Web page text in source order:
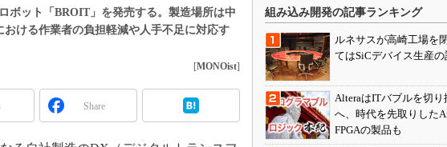
ジャパンモビリティショー
スマート工場EXPO
EdgeTech+
日本ものづくりワールド
FPGA
組み込み画像技術
車載ソフト開発
素材／化学
ボット「BROIT」を発売する。製造場所は中
ける作業者の負担軽減や人手不足に対応す
[MONOist]
Share
組み込み開発の記事ランキング
ルネサスが高崎工場を
てはSiCデバイス生産の
AlteraはITバブルを切り
へ、時代を先取りした
FPGAの製品も